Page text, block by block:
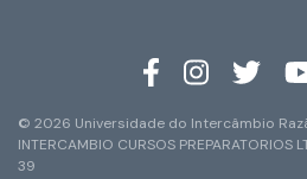
© 2026 Universidade do Intercâmbio
INTERCAMBIO CURSOS
39